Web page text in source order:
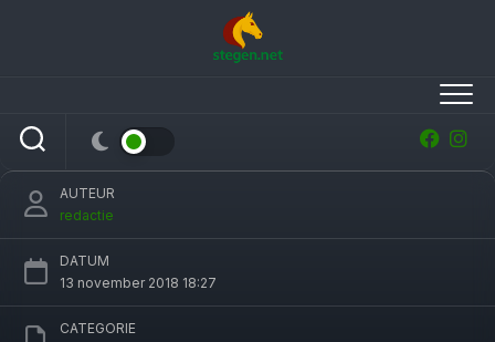
omgeving Hardenberg
AUTEUR
redactie
DATUM
13 november 2018 18:27
CATEGORIE